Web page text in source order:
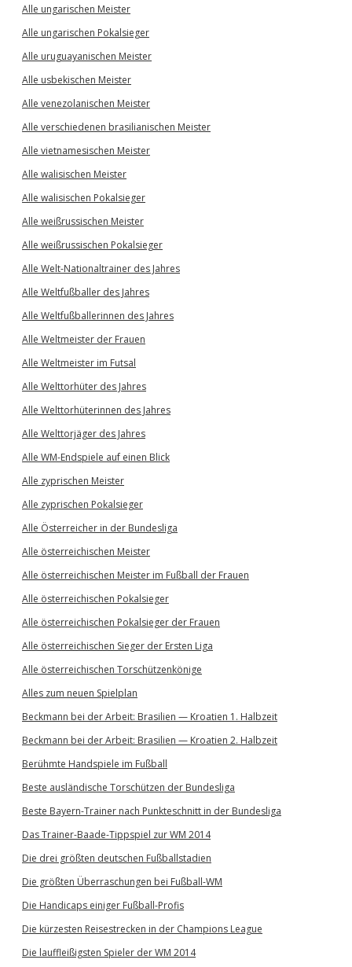
Alle ungarischen Meister
Alle ungarischen Pokalsieger
Alle uruguayanischen Meister
Alle usbekischen Meister
Alle venezolanischen Meister
Alle verschiedenen brasilianischen Meister
Alle vietnamesischen Meister
Alle walisischen Meister
Alle walisischen Pokalsieger
Alle weißrussischen Meister
Alle weißrussischen Pokalsieger
Alle Welt-Nationaltrainer des Jahres
Alle Weltfußballer des Jahres
Alle Weltfußballerinnen des Jahres
Alle Weltmeister der Frauen
Alle Weltmeister im Futsal
Alle Welttorhüter des Jahres
Alle Welttorhüterinnen des Jahres
Alle Welttorjäger des Jahres
Alle WM-Endspiele auf einen Blick
Alle zyprischen Meister
Alle zyprischen Pokalsieger
Alle Österreicher in der Bundesliga
Alle österreichischen Meister
Alle österreichischen Meister im Fußball der Frauen
Alle österreichischen Pokalsieger
Alle österreichischen Pokalsieger der Frauen
Alle österreichischen Sieger der Ersten Liga
Alle österreichischen Torschützenkönige
Alles zum neuen Spielplan
Beckmann bei der Arbeit: Brasilien — Kroatien 1. Halbzeit
Beckmann bei der Arbeit: Brasilien — Kroatien 2. Halbzeit
Berühmte Handspiele im Fußball
Beste ausländische Torschützen der Bundesliga
Beste Bayern-Trainer nach Punkteschnitt in der Bundesliga
Das Trainer-Baade-Tippspiel zur WM 2014
Die drei größten deutschen Fußballstadien
Die größten Überraschungen bei Fußball-WM
Die Handicaps einiger Fußball-Profis
Die kürzesten Reisestrecken in der Champions League
Die lauffleißigsten Spieler der WM 2014